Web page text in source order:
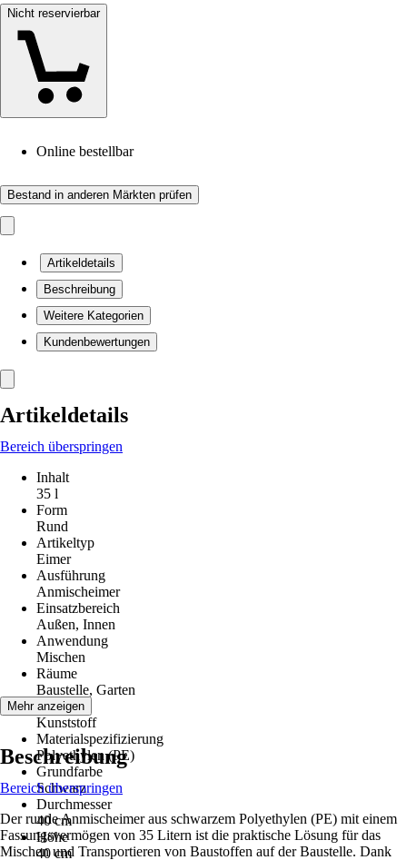
Nicht reservierbar
Online bestellbar
Bestand in anderen Märkten prüfen
Artikeldetails
Beschreibung
Weitere Kategorien
Kundenbewertungen
Artikeldetails
Bereich überspringen
Inhalt
35 l
Form
Rund
Artikeltyp
Eimer
Ausführung
Anmischeimer
Einsatzbereich
Außen, Innen
Anwendung
Mischen
Räume
Baustelle, Garten
Material
Kunststoff
Materialspezifizierung
Polyethylen (PE)
Grundfarbe
Schwarz
Durchmesser
40 cm
Höhe
40 cm
Mehr anzeigen
Beschreibung
Bereich überspringen
Der runde Anmischeimer aus schwarzem Polyethylen (PE) mit einem
Fassungsvermögen von 35 Litern ist die praktische Lösung für das
Mischen und Transportieren von Baustoffen auf der Baustelle. Dank